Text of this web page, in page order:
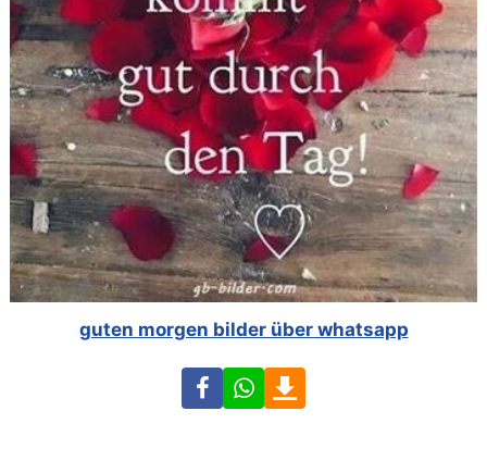
guten morgen bilder über whatsapp
FacebookWhatsApp